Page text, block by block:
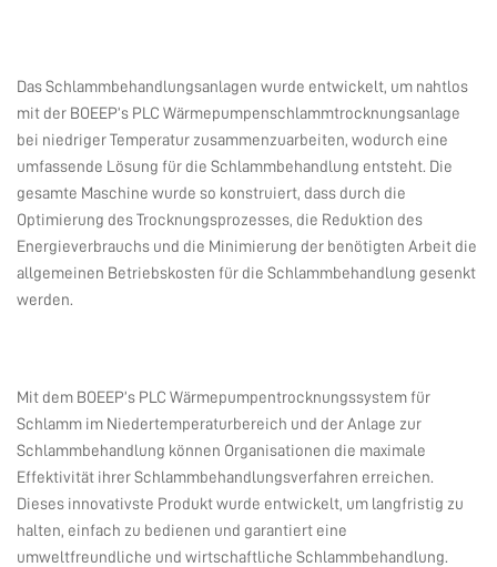
Das Schlammbehandlungsanlagen wurde entwickelt, um nahtlos
mit der BOEEP’s PLC Wärmepumpenschlammtrocknungsanlage
bei niedriger Temperatur zusammenzuarbeiten, wodurch eine
umfassende Lösung für die Schlammbehandlung entsteht. Die
gesamte Maschine wurde so konstruiert, dass durch die
Optimierung des Trocknungsprozesses, die Reduktion des
Energieverbrauchs und die Minimierung der benötigten Arbeit die
allgemeinen Betriebskosten für die Schlammbehandlung gesenkt
werden.
Mit dem BOEEP’s PLC Wärmepumpentrocknungssystem für
Schlamm im Niedertemperaturbereich und der Anlage zur
Schlammbehandlung können Organisationen die maximale
Effektivität ihrer Schlammbehandlungsverfahren erreichen.
Dieses innovativste Produkt wurde entwickelt, um langfristig zu
halten, einfach zu bedienen und garantiert eine
umweltfreundliche und wirtschaftliche Schlammbehandlung.